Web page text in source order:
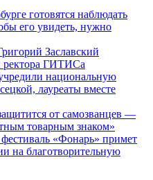
готовятся наблюдать
его увидеть, нужно
Заславский
ректора ГИТИСа
национальную
лауреаты вместе
от самозванцев —
товарным знаком»
«Фонарь» примет
на благотворительную